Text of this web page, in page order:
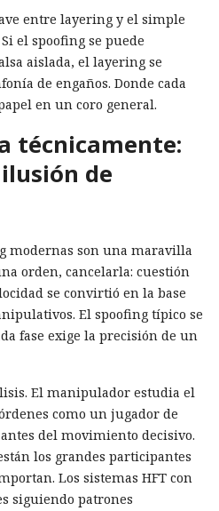
entre layering y el simple
el spoofing se puede
aislada, el layering se
de engaños. Donde cada
en un coro general.
técnicamente:
de
modernas son una maravilla
orden, cancelarla: cuestión
se convirtió en la base
El spoofing típico se
fase exige la precisión de un
El manipulador estudia el
como un jugador de
del movimiento decisivo.
los grandes participantes
Los sistemas HFT con
siguiendo patrones